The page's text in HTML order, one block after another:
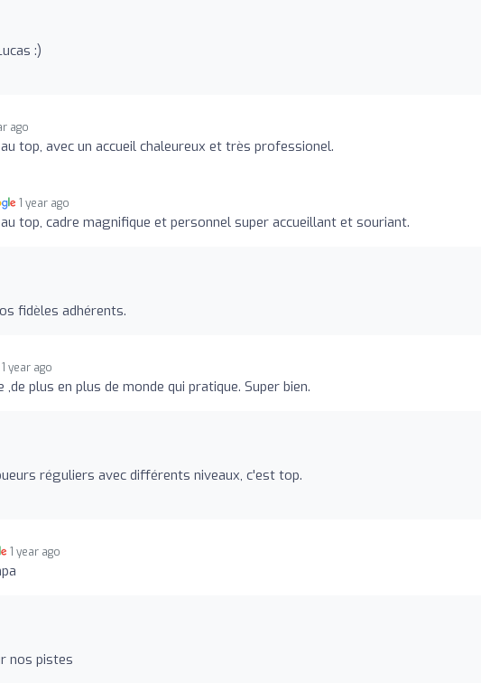
:)
ago
top, avec un accueil chaleureux et très professionel.
1 year ago
top, cadre magnifique et personnel super accueillant et souriant.
fidèles adhérents.
1 year ago
,de plus en plus de monde qui pratique. Super bien.
réguliers avec différents niveaux, c'est top.
1 year ago
nos pistes